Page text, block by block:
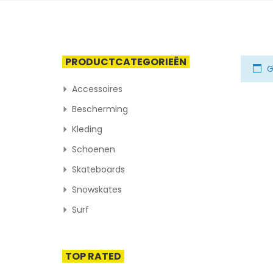
PRODUCTCATEGORIEËN
Accessoires
Bescherming
Kleding
Schoenen
Skateboards
Snowskates
Surf
TOP RATED